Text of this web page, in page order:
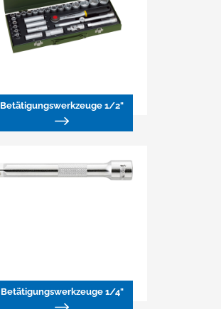
Betätigungswerkzeuge 1/2"
Betätigungswerkzeuge 1/4"